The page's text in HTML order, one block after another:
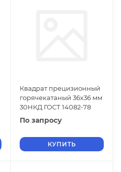
Квадрат прецизионный
горячекатаный 36х36 мм
30НКД ГОСТ 14082-78
По запросу
КУПИТЬ